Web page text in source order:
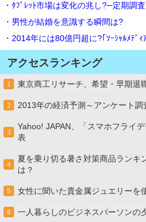
・ﾀﾌﾞﾚｯﾄ市場は変化の兆し?─定期調
・男性が結婚を意識する瞬間は?
・2014年には80億円超に?｢ｿｰｼｬﾙﾒﾃﾞ
アクセスランキング
1 東京商工リサーチ、希望・早期退
2 2013年の経済予測～アンケート調
3
Yahoo! JAPAN、「スマホフライ
表
4
夏を乗り切る暑さ対策商品ラン
は？
5 女性に聞いた貴金属ジュエリーを
6 一人暮らしのビジネスパーソンの